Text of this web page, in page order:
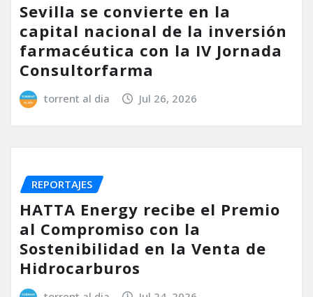
Sevilla se convierte en la
capital nacional de la inversión
farmacéutica con la IV Jornada
Consultorfarma
torrent al dia Jul 26, 2026
REPORTAJES
HATTA Energy recibe el Premio
al Compromiso con la
Sostenibilidad en la Venta de
Hidrocarburos